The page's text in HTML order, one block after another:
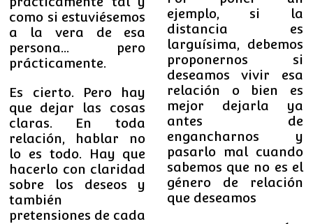
como si estuviésemos
a la vera de esa
persona… pero
prácticamente.
Es cierto. Pero hay
que dejar las cosas
claras. En toda
relación, hablar no
lo es todo. Hay que
hacerlo con claridad
sobre los deseos y
también
pretensiones de cada
ejemplo, si la
distancia es
larguísima, debemos
proponernos si
deseamos vivir esa
relación o bien es
mejor dejarla ya
antes de
engancharnos y
pasarlo mal cuando
sabemos que no es el
género de relación
que deseamos